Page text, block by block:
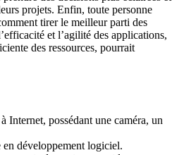
projets. Enfin, toute personne
tirer le meilleur parti des
et l’agilité des applications,
des ressources, pourrait
Internet, possédant une caméra, un
en développement logiciel.